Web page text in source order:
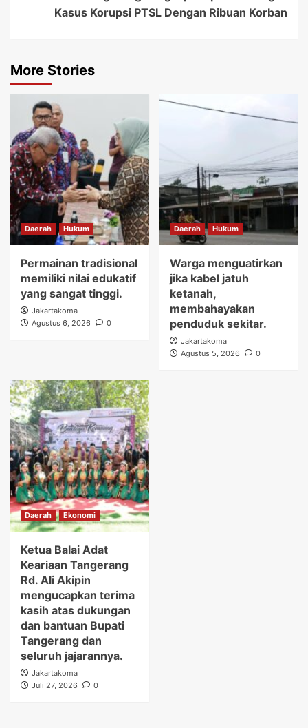
Kasus Korupsi PTSL Dengan Ribuan Korban
More Stories
Daerah Hukum
Permainan tradisional
memiliki nilai edukatif
yang sangat tinggi.
Jakartakoma
Agustus 6, 2026
0
Daerah Hukum
Warga menguatirkan
jika kabel jatuh
ketanah,
membahayakan
penduduk sekitar.
Jakartakoma
Agustus 5, 2026
0
Daerah Ekonomi
Ketua Balai Adat
Keariaan Tangerang
Rd. Ali Akipin
mengucapkan terima
kasih atas dukungan
dan bantuan Bupati
Tangerang dan
seluruh jajarannya.
Jakartakoma
Juli 27, 2026
0